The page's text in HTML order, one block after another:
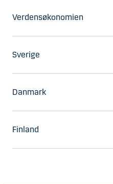
Verdensøkonomien
Sverige
Danmark
Finland